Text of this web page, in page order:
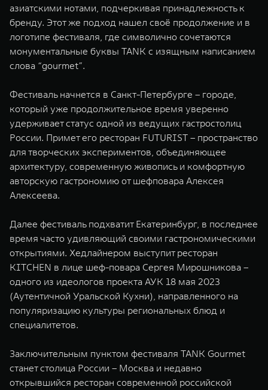
азиатскими нотами, подчеркивая принадлежность к
бренду. Этот же подход нашел своё продолжение и в
логотипе фестиваля, где символично сочетаются
монументальные буквы TANK с изящным написанием
слова “gourmet”.
Фестиваль начнется в Санкт-Петербурге – городе,
который уже продолжительное время уверенно
удерживает статус одной из ведущих гастростолиц
России. Примет его ресторан FUTURIST – пространство
для творческих экспериментов, объединяющее
архитектуру, современную живопись и комфортную
авторскую гастрономию от шефповара Алексея
Алексеева.
Далее фестиваль подхватит Екатеринбург, в последнее
время часто удивляющий своими гастрономическими
открытиями. Хедлайнером выступит ресторан
KITCHEN в лице шеф-повара Сергея Мирошникова –
одного из идеологов проекта АУК 18 мая 2023
(Аутентичной Уральской Кухни), направленного на
популяризацию культуры региональных блюд и
специалитетов.
Заключительным пунктом фестиваля TANK Gourmet
станет столица России – Москва и недавно
открывшийся ресторан современной российской